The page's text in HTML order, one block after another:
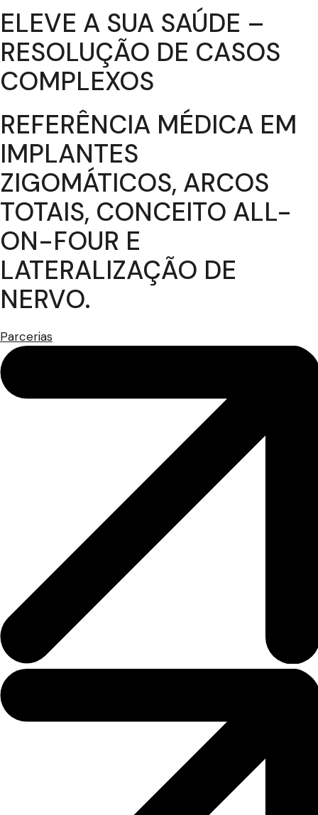
ELEVE A SUA SAÚDE –
RESOLUÇÃO DE CASOS
COMPLEXOS
REFERÊNCIA MÉDICA EM
IMPLANTES
ZIGOMÁTICOS, ARCOS
TOTAIS, CONCEITO ALL-
ON-FOUR E
LATERALIZAÇÃO DE
NERVO.
Parcerias